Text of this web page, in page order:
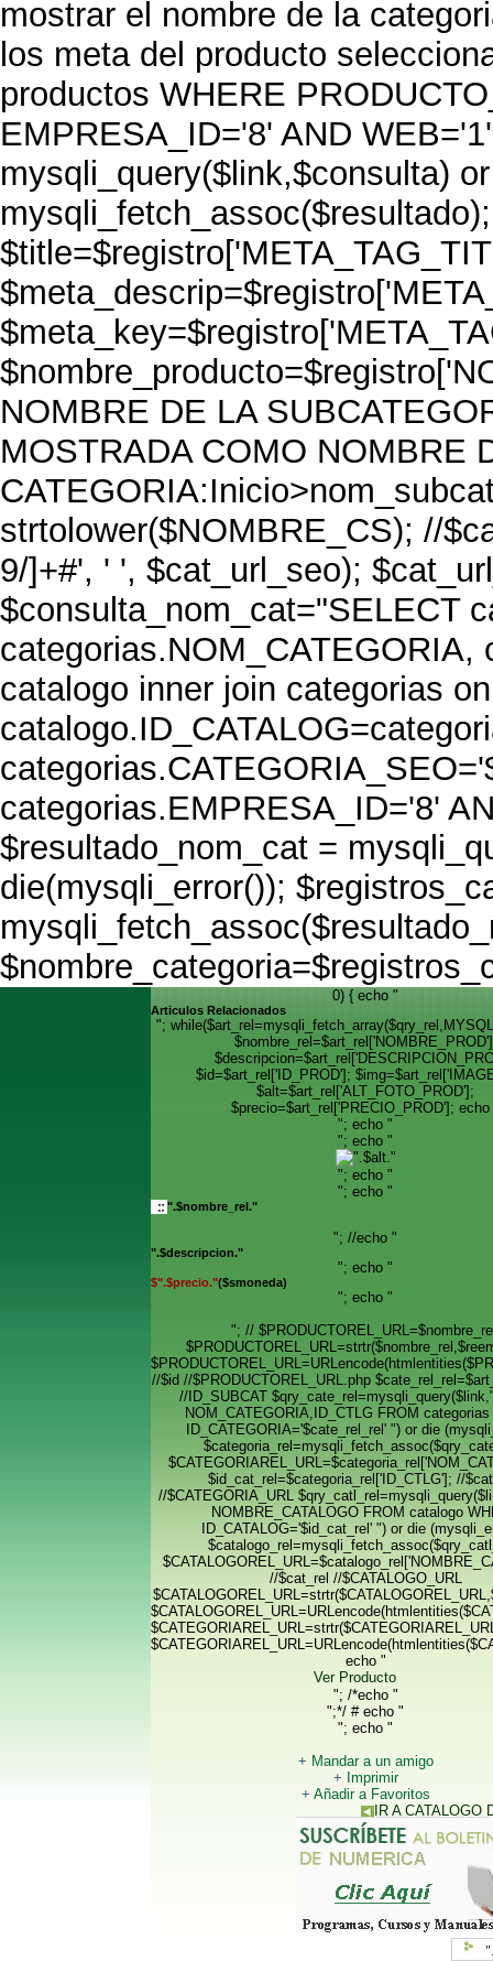
mostrar el nombre de la
los meta del producto
productos WHERE
EMPRESA_ID='8' AND
mysqli_query($link,$consulta)
NOMBRE DE LA
MOSTRADA COMO NOMBRE
strtolower($NOMBRE_CS); //
9/]+#', ' ', $cat_url_seo);
$consulta_nom_cat="SELECT
categorias.NOM_CATEGORIA,
catalogo inner join categorias on
categorias.EMPRESA_ID='8'
$resultado_nom_cat =
die(mysqli_error());
0) { echo "
Articulos Relacionados
";
$id=$art_rel['ID_PROD'];
$alt=$art_rel['ALT_FOTO_PROD'];
$precio=$art_rel['PRECIO_PROD'];
"; echo "
"; echo "
"; echo "
"; echo "
".$nombre_rel."
"; //echo "
".$descripcion."
"; echo "
$".$precio."($smoneda)
"; echo "
"; //
//$id //$PRODUCTOREL_URL.php
//ID_SUBCAT
NOM_CATEGORIA,ID_CTLG FROM
ID_CATEGORIA='$cate_rel_rel' ") or die
$id_cat_rel=$categoria_rel['ID_CTLG']; //
//$CATEGORIA_URL
NOMBRE_CATALOGO FROM catalogo
ID_CATALOG='$id_cat_rel' ") or die
//$cat_rel //$CATALOGO_URL
echo "
Ver Producto
"; /*echo "
";*/ # echo "
"; echo "
+ Mandar a un amigo
+ Imprimir
+ Añadir a Favoritos
IR A CATALOGO
CONTACTANOS PARA